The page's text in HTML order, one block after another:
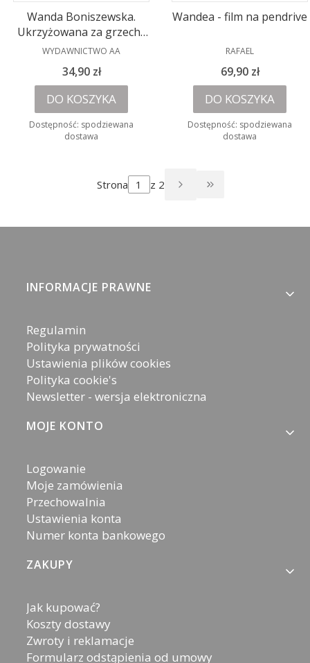
Wanda Boniszewska.
Ukrzyżowana za grzechy
kapłanów + DVD
PRODUCENT
WYDAWNICTWO AA
Cena
34,90 zł
DO KOSZYKA
Dostępność: spodziewana
dostawa
Wandea - film na pendrive
PRODUCENT
RAFAEL
Cena
69,90 zł
DO KOSZYKA
Dostępność: spodziewana
dostawa
Strona z 2 PRZEJDŹ DO
Linki w stopce
INFORMACJE PRAWNE
Regulamin
Polityka prywatności
Ustawienia plików cookies
Polityka cookie's
Newsletter - wersja elektroniczna
MOJE KONTO
Logowanie
Moje zamówienia
Przechowalnia
Ustawienia konta
Numer konta bankowego
ZAKUPY
Jak kupować?
Koszty dostawy
Zwroty i reklamacje
Formularz odstąpienia od umowy